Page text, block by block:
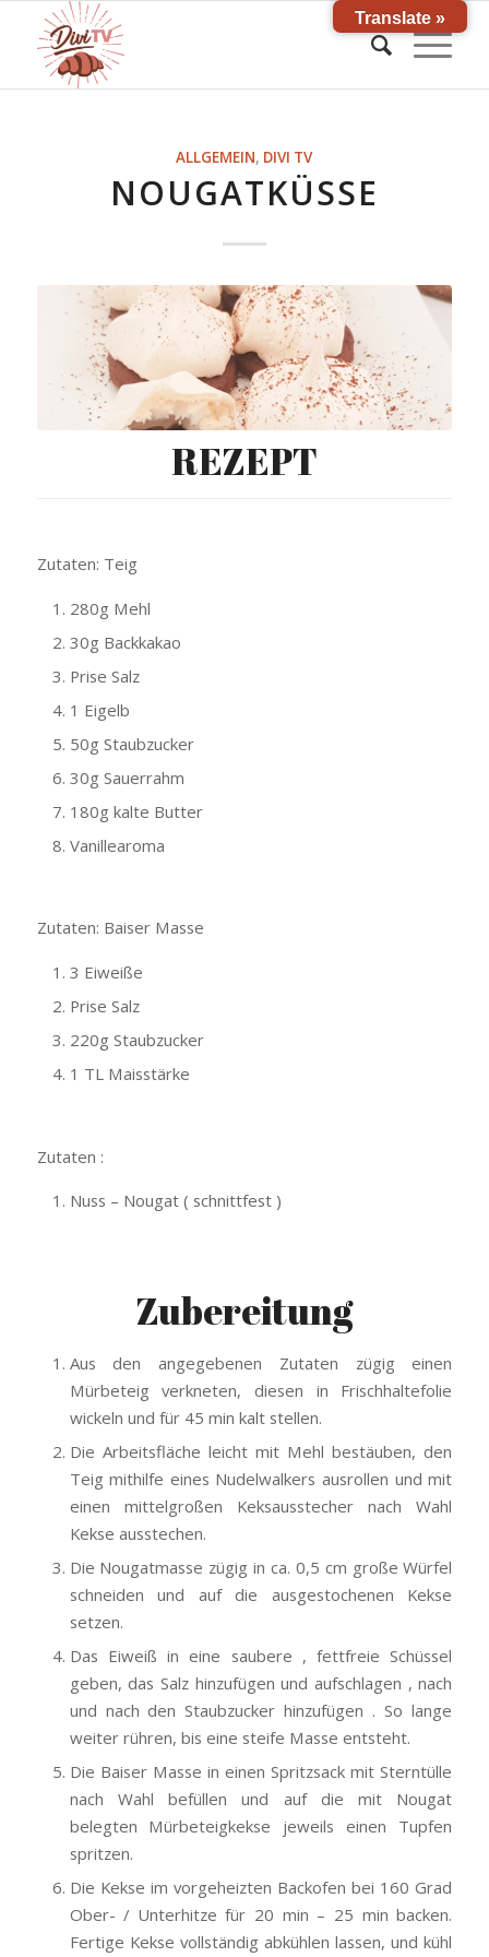
ALLGEMEIN, DIVI TV
NOUGATKÜSSE
REZEPT
Zutaten: Teig
280g Mehl
30g Backkakao
Prise Salz
1 Eigelb
50g Staubzucker
30g Sauerrahm
180g kalte Butter
Vanillearoma
Zutaten: Baiser Masse
3 Eiweiße
Prise Salz
220g Staubzucker
1 TL Maisstärke
Zutaten :
Nuss – Nougat ( schnittfest )
Zubereitung
Aus den angegebenen Zutaten zügig einen
Mürbeteig verkneten, diesen in Frischhaltefolie
wickeln und für 45 min kalt stellen.
Die Arbeitsfläche leicht mit Mehl bestäuben, den
Teig mithilfe eines Nudelwalkers ausrollen und mit
einen mittelgroßen Keksausstecher nach Wahl
Kekse ausstechen.
Die Nougatmasse zügig in ca. 0,5 cm große Würfel
schneiden und auf die ausgestochenen Kekse
setzen.
Das Eiweiß in eine saubere , fettfreie Schüssel
geben, das Salz hinzufügen und aufschlagen , nach
und nach den Staubzucker hinzufügen . So lange
weiter rühren, bis eine steife Masse entsteht.
Die Baiser Masse in einen Spritzsack mit Sterntülle
nach Wahl befüllen und auf die mit Nougat
belegten Mürbeteigkekse jeweils einen Tupfen
spritzen.
Die Kekse im vorgeheizten Backofen bei 160 Grad
Ober- / Unterhitze für 20 min – 25 min backen.
Fertige Kekse vollständig abkühlen lassen, und kühl
Translate »